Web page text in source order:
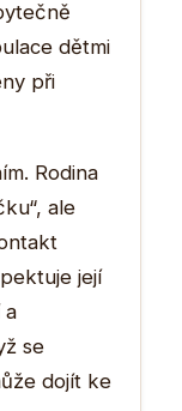
dětmi
při
Rodina
ale
její
a
se
dojít ke